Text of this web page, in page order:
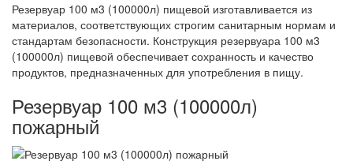
Резервуар 100 м3 (100000л) пищевой изготавливается из
материалов, соответствующих строгим санитарным нормам и
стандартам безопасности. Конструкция резервуара 100 м3
(100000л) пищевой обеспечивает сохранность и качество
продуктов, предназначенных для употребления в пищу.
Резервуар 100 м3 (100000л)
пожарный